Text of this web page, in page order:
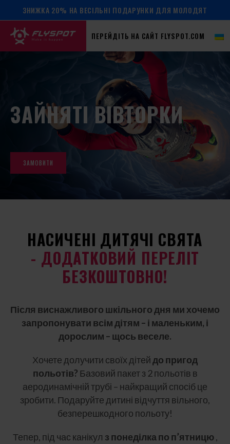
ЗНИЖКА 20% НА ВЕСІЛЬНІ ПОДАРУНКИ ДЛЯ МОЛОДЯТ
ПЕРЕЙДІТЬ НА САЙТ FLYSPOT.COM
ЗАЙНЯТІ ВІВТОРКИ
ЗАМОВИТИ
НАСИЧЕНІ ДИТЯЧІ СВЯТА
- ДОДАТКОВИЙ ПЕРЕЛІТ
БЕЗКОШТОВНО!
Після виснажливого шкільного дня ми хочемо
запропонувати всім дітям – і маленьким, і
дорослим – щось веселе.
Хочете долучити своїх дітейдо пригод
польотів? Базовий пакет з 2 польотів в
аеродинамічній трубі – найкращий спосіб це
зробити. Подаруйте дитині відчуття вільного,
безперешкодного польоту!
Тепер, під час канікул з понеділка по п’ятницю,